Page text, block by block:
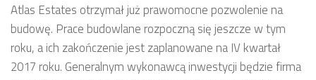
Atlas Estates otrzymał już prawomocne pozwolenie na
budowę. Prace budowlane rozpoczną się jeszcze w tym
roku, a ich zakończenie jest zaplanowane na IV kwartał
2017 roku. Generalnym wykonawcą inwestycji będzie firma